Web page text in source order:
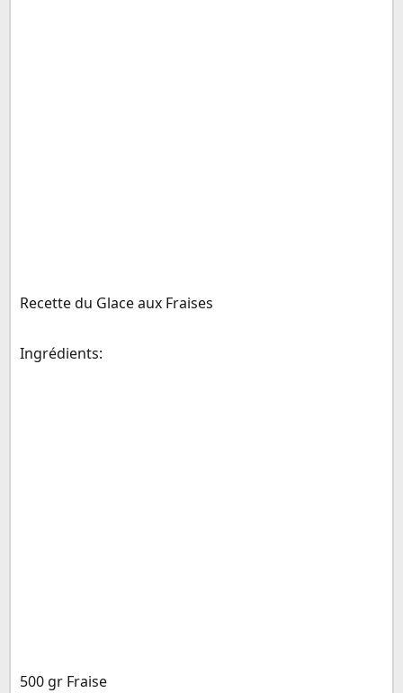
Recette du Glace aux Fraises
Ingrédients:
500 gr Fraise